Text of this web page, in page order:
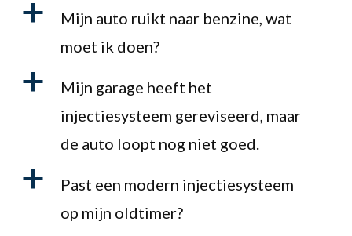
a
Mijn auto ruikt naar benzine, wat
moet ik doen?
a
Mijn garage heeft het
injectiesysteem gereviseerd, maar
de auto loopt nog niet goed.
a
Past een modern injectiesysteem
op mijn oldtimer?